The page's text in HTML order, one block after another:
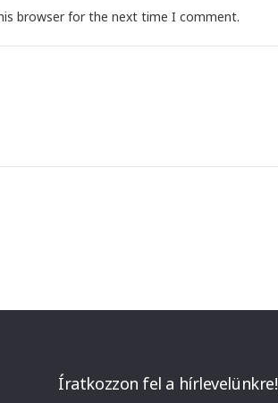
browser for the next time I comment.
Íratkozzon fel a hírlevelünkre!